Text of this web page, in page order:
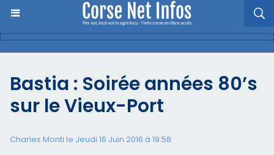
Bastia : Soirée années 80’s
sur le Vieux-Port
Charles Monti le Jeudi 16 Juin 2016 à 19:58